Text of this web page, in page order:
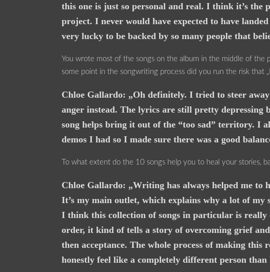
this one is just so personal and real. I think it’s the
project. I never would have expected to have
very lucky to be backed by so many people that
You wrote most of the songs on the album in the middle of
some point in the songwriting process did you run the risk that
Chloe Gallardo: „Oh definitely. I tried to steer
anger instead. The lyrics are still pretty
song helps bring it out of the “too sad” territory. I
demos I had so I made sure there was a good
To what extent do the 10 songs help you to heal your stories,
Chloe Gallardo: „Writing has always helped me to
It’s my main outlet, which explains why a lot of my
I think this collection of songs in particular is really
order, it kind of tells a story of overcoming grief
then acceptance. The whole process of making this
honestly feel like a completely different person